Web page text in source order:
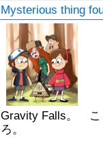
Mysterious thing
Gravity Falls。 こ
ろ。